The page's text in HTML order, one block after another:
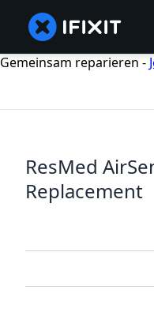
Gemeinsam reparieren -
ResMed
Replacement